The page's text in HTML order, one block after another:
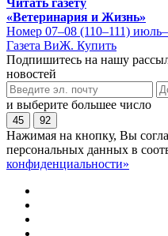
«Ветеринария и Жизнь»
Номер 07–08 (110–111)
Газета ВиЖ. Купить
Подпишитесь на нашу
новостей
и выберите большее число
45 92
Нажимая на кнопку, Вы
персональных данных в
конфиденциальности»